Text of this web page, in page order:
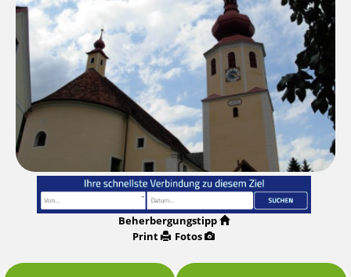
Beherbergungstipp
Print
Fotos